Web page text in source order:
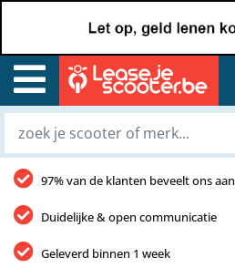
97% van de klanten beveelt ons aan
Duidelijke & open communicatie
Geleverd binnen 1 week